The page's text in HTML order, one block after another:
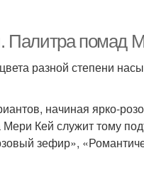
Палитра помад
разной степени
начиная ярко-
Кей служит тому
зефир»,